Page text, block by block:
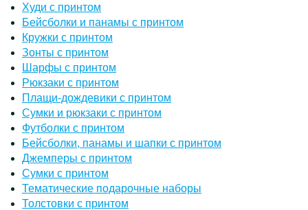
Худи с принтом
Бейсболки и панамы с принтом
Кружки с принтом
Зонты с принтом
Шарфы с принтом
Рюкзаки с принтом
Плащи-дождевики с принтом
Сумки и рюкзаки с принтом
Футболки с принтом
Бейсболки, панамы и шапки с принтом
Джемперы с принтом
Сумки с принтом
Тематические подарочные наборы
Толстовки с принтом